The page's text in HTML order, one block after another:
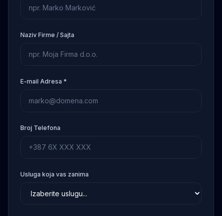
Naziv Firme / Sajta
E-mail Adresa *
Broj Telefona
Usluga koja vas zanima